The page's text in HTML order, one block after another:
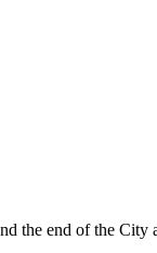
the end of the